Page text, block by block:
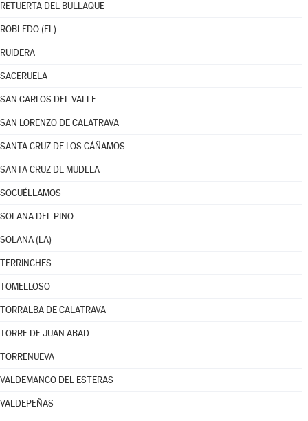
RETUERTA DEL BULLAQUE
ROBLEDO (EL)
RUIDERA
SACERUELA
SAN CARLOS DEL VALLE
SAN LORENZO DE CALATRAVA
SANTA CRUZ DE LOS CÁÑAMOS
SANTA CRUZ DE MUDELA
SOCUÉLLAMOS
SOLANA DEL PINO
SOLANA (LA)
TERRINCHES
TOMELLOSO
TORRALBA DE CALATRAVA
TORRE DE JUAN ABAD
TORRENUEVA
VALDEMANCO DEL ESTERAS
VALDEPEÑAS